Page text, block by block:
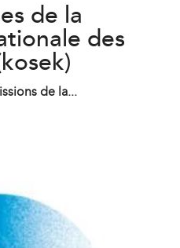
de la
des
de la...